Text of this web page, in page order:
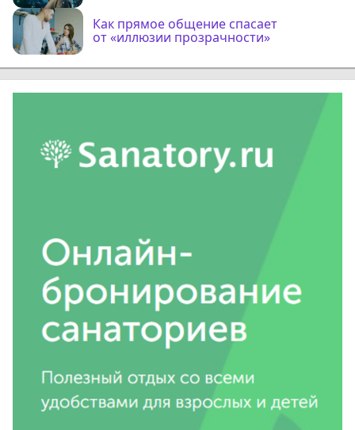
Как прямое общение спасает
от «иллюзии прозрачности»